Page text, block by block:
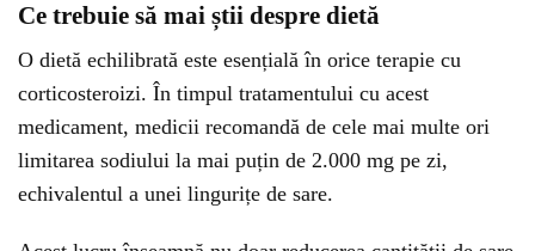
Ce trebuie să mai știi despre dietă
O dietă echilibrată este esențială în orice terapie cu
corticosteroizi. În timpul tratamentului cu acest
medicament, medicii recomandă de cele mai multe ori
limitarea sodiului la mai puțin de 2.000 mg pe zi,
echivalentul a unei lingurițe de sare.